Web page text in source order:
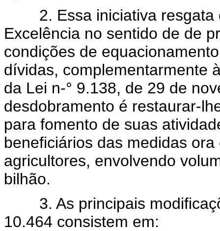
2. Essa iniciativa resgata
Excelência no sentido de de
condições de
dívidas, complementarmente
da Lei n-° 9.138, de 29 de
desdobramento é restaurar-
para fomento de suas
beneficiários das medidas
agricultores, envolvendo
bilhão.
3. As principais
10.464 consistem em: